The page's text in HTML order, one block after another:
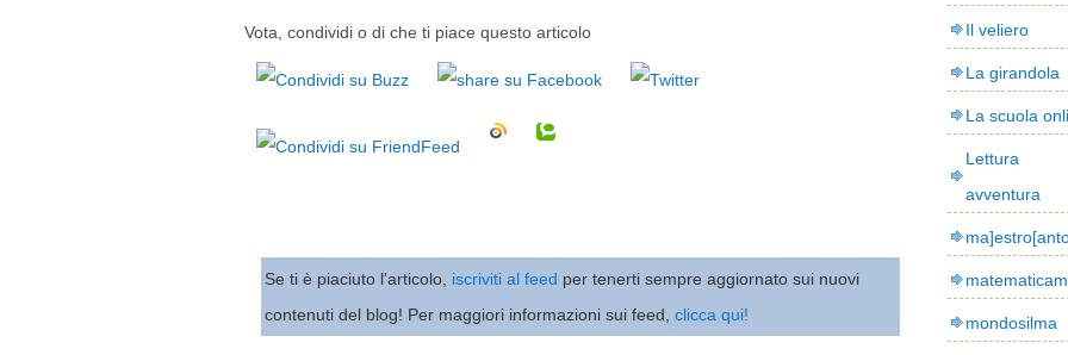
Vota, condividi o di che ti piace questo articolo
Se ti è piaciuto l'articolo, iscriviti al feed per tenerti sempre aggiornato sui nuovi
contenuti del blog! Per maggiori informazioni sui feed, clicca qui!
Il veliero
La girandola
La scuola
avventura
mondosilma